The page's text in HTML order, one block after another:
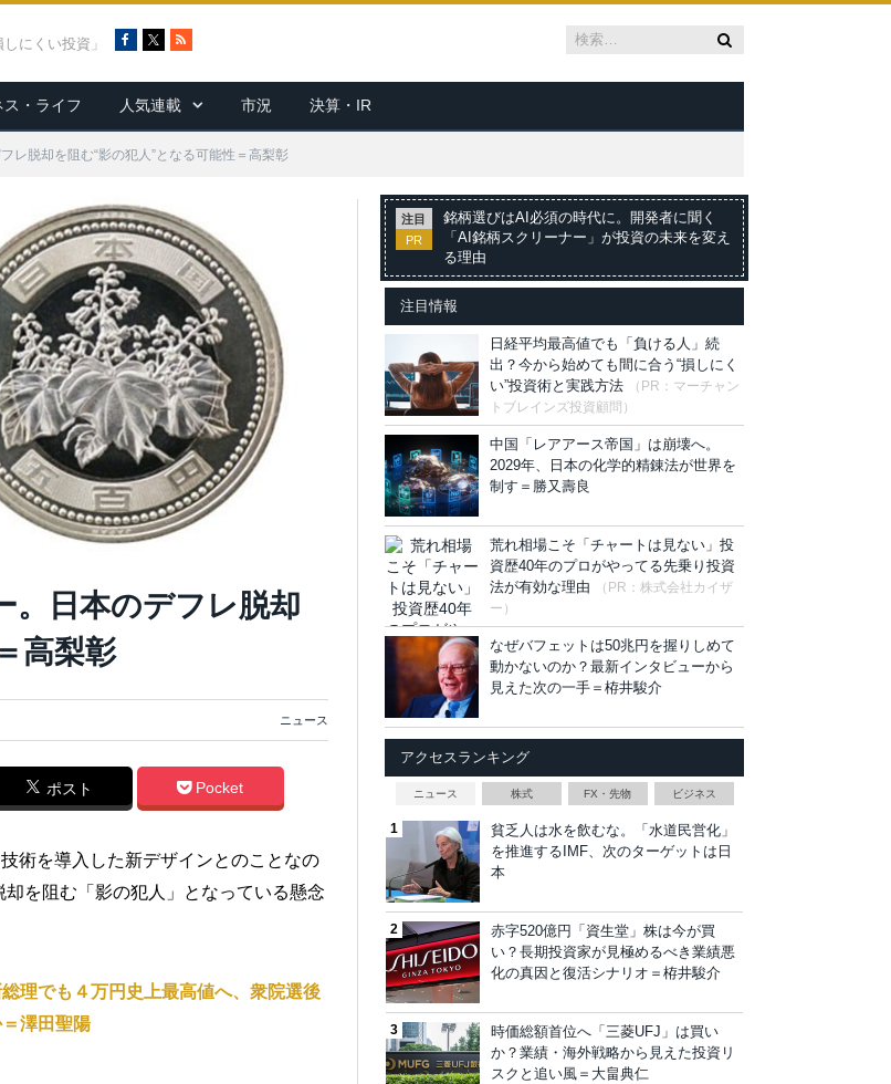
にくい投資」
c
e
b
o
R
S
ス・ライフ 人気連載 市況 決算・IR
レ脱却を阻む“影の犯人”となる可能性＝高梨彰
。日本のデフレ脱却
高梨彰
ニュース
ポスト Pocket
術を導入した新デザインとのことなの
を阻む「影の犯人」となっている懸念
理でも４万円史上最高値へ、衆院選後
澤田聖陽
注目
PR
銘柄選びはAI必須の時代に。開発者に聞く
「AI銘柄スクリーナー」が投資の未来を変え
る理由
注目情報
日経平均最高値でも「負ける人」続
出？今から始めても間に合う“損しにく
い”投資術と実践方法
（PR：マーチャン
トブレインズ投資顧問）
中国「レアアース帝国」は崩壊へ。
2029年、日本の化学的精錬法が世界を
制す＝勝又壽良
荒れ相場こそ「チャートは見ない」投
資歴40年のプロがやってる先乗り投資
法が有効な理由
（PR：株式会社カイザ
ー）
なぜバフェットは50兆円を握りしめて
動かないのか？最新インタビューから
見えた次の一手＝栫井駿介
アクセスランキング
ニュース 株式 FX・先物 ビジネス
貧乏人は水を飲むな。「水道民営化」
を推進するIMF、次のターゲットは日
本
赤字520億円「資生堂」株は今が買
い？長期投資家が見極めるべき業績悪
化の真因と復活シナリオ＝栫井駿介
時価総額首位へ「三菱UFJ」は買い
か？業績・海外戦略から見えた投資リ
スクと追い風＝大畠典仁